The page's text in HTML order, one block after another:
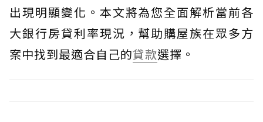
出現明顯變化。本文將為您全面解析當前各
大銀行房貸利率現況，幫助購屋族在眾多方
案中找到最適合自己的貸款選擇。